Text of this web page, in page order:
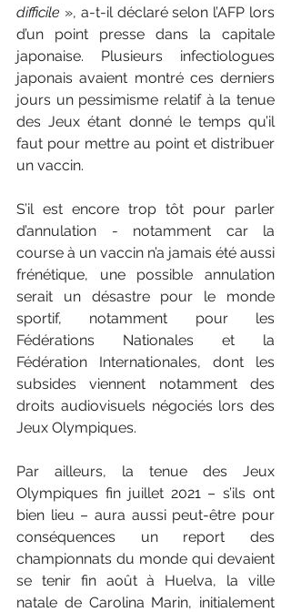
difficile », a-t-il déclaré selon l’AFP lors
d’un point presse dans la capitale
japonaise. Plusieurs infectiologues
japonais avaient montré ces derniers
jours un pessimisme relatif à la tenue
des Jeux étant donné le temps qu’il
faut pour mettre au point et distribuer
un vaccin.
S’il est encore trop tôt pour parler
d’annulation - notamment car la
course à un vaccin n’a jamais été aussi
frénétique, une possible annulation
serait un désastre pour le monde
sportif, notamment pour les
Fédérations Nationales et la
Fédération Internationales, dont les
subsides viennent notamment des
droits audiovisuels négociés lors des
Jeux Olympiques.
Par ailleurs, la tenue des Jeux
Olympiques fin juillet 2021 – s’ils ont
bien lieu – aura aussi peut-être pour
conséquences un report des
championnats du monde qui devaient
se tenir fin août à Huelva, la ville
natale de Carolina Marin, initialement